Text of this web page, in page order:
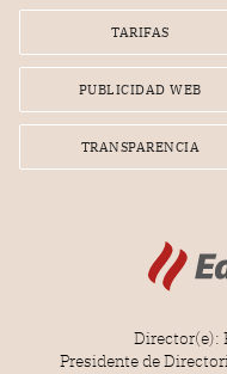
TARIFAS
PUBLICIDAD WEB
TRANSPARENCIA
Director(e):
Presidente de